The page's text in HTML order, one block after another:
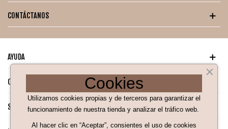
CONTÁCTANOS
AYUDA
CATÁLOGO PARA TI
SÍGUENOS EN NUESTRAS REDES SOCIALES
Cookies
Utilizamos cookies propias y de terceros para garantizar el
funcionamiento de nuestra tienda y analizar el tráfico web.
Al hacer clic en “Aceptar”, consientes el uso de cookies